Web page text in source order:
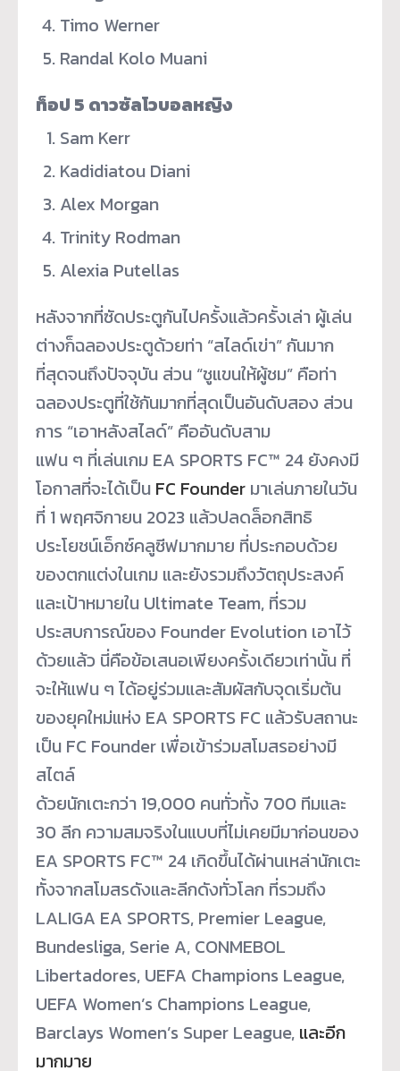
Timo Werner
Randal Kolo Muani
ท็อป 5 ดาวซัลโวบอลหญิง
Sam Kerr
Kadidiatou Diani
Alex Morgan
Trinity Rodman
Alexia Putellas
หลังจากที่ซัดประตูกันไปครั้งแล้วครั้งเล่า ผู้เล่น
ต่างก็ฉลองประตูด้วยท่า “สไลด์เข่า” กันมาก
ที่สุดจนถึงปัจจุบัน ส่วน “ชูแขนให้ผู้ชม” คือท่า
ฉลองประตูที่ใช้กันมากที่สุดเป็นอันดับสอง ส่วน
การ “เอาหลังสไลด์” คืออันดับสาม
แฟน ๆ ที่เล่นเกม EA SPORTS FC™ 24 ยังคงมี
โอกาสที่จะได้เป็น FC Founder มาเล่นภายในวัน
ที่ 1 พฤศจิกายน 2023 แล้วปลดล็อกสิทธิ
ประโยชน์เอ็กซ์คลูซีฟมากมาย ที่ประกอบด้วย
ของตกแต่งในเกม และยังรวมถึงวัตถุประสงค์
และเป้าหมายใน Ultimate Team, ที่รวม
ประสบการณ์ของ Founder Evolution เอาไว้
ด้วยแล้ว นี่คือข้อเสนอเพียงครั้งเดียวเท่านั้น ที่
จะให้แฟน ๆ ได้อยู่ร่วมและสัมผัสกับจุดเริ่มต้น
ของยุคใหม่แห่ง EA SPORTS FC แล้วรับสถานะ
เป็น FC Founder เพื่อเข้าร่วมสโมสรอย่างมี
สไตล์
ด้วยนักเตะกว่า 19,000 คนทั่วทั้ง 700 ทีมและ
30 ลีก ความสมจริงในแบบที่ไม่เคยมีมาก่อนของ
EA SPORTS FC™ 24 เกิดขึ้นได้ผ่านเหล่านักเตะ
ทั้งจากสโมสรดังและลีกดังทั่วโลก ที่รวมถึง
LALIGA EA SPORTS, Premier League,
Bundesliga, Serie A, CONMEBOL
Libertadores, UEFA Champions League,
UEFA Women’s Champions League,
Barclays Women’s Super League, และอีก
มากมาย